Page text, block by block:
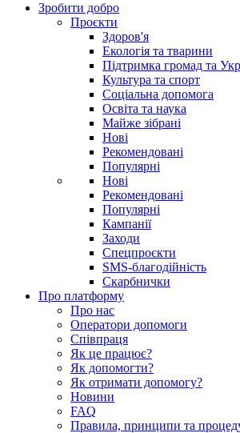
Зробити добро
Проєкти
Здоров'я
Екологія та тварини
Підтримка громад та
Культура та спорт
Соціальна допомога
Освіта та наука
Майже зібрані
Нові
Рекомендовані
Популярні
Нові
Рекомендовані
Популярні
Кампанії
Заходи
Спецпроєкти
SMS-благодійність
Скарбнички
Про платформу
Про нас
Оператори допомоги
Співпраця
Як це працює?
Як допомогти?
Як отримати допомогу?
Новини
FAQ
Правила, принципи та